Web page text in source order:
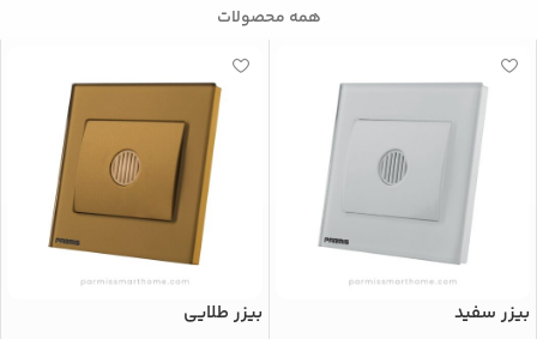
همه محصولات
بیزر سفید
بیزر طلایی